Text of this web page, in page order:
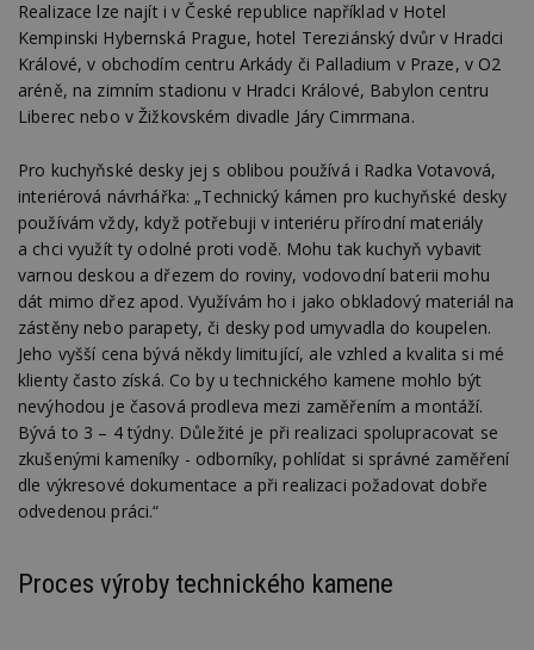
Realizace lze najít i v České republice například v Hotel
Kempinski Hybernská Prague, hotel Tereziánský dvůr v Hradci
Králové, v obchodím centru Arkády či Palladium v Praze, v O2
aréně, na zimním stadionu v Hradci Králové, Babylon centru
Liberec nebo v Žižkovském divadle Járy Cimrmana.
Pro kuchyňské desky jej s oblibou používá i Radka Votavová,
interiérová návrhářka: „Technický kámen pro kuchyňské desky
používám vždy, když potřebuji v interiéru přírodní materiály
a chci využít ty odolné proti vodě. Mohu tak kuchyň vybavit
varnou deskou a dřezem do roviny, vodovodní baterii mohu
dát mimo dřez apod. Využívám ho i jako obkladový materiál na
zástěny nebo parapety, či desky pod umyvadla do koupelen.
Jeho vyšší cena bývá někdy limitující, ale vzhled a kvalita si mé
klienty často získá. Co by u technického kamene mohlo být
nevýhodou je časová prodleva mezi zaměřením a montáží.
Bývá to 3 – 4 týdny. Důležité je při realizaci spolupracovat se
zkušenými kameníky - odborníky, pohlídat si správné zaměření
dle výkresové dokumentace a při realizaci požadovat dobře
odvedenou práci.“
Proces výroby technického kamene